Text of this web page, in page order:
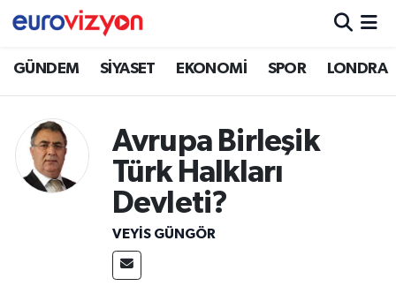
GÜNDEM SİYASET EKONOMİ SPOR LONDRA
Avrupa Birleşik
Türk Halkları
Devleti?
VEYIS GÜNGÖR